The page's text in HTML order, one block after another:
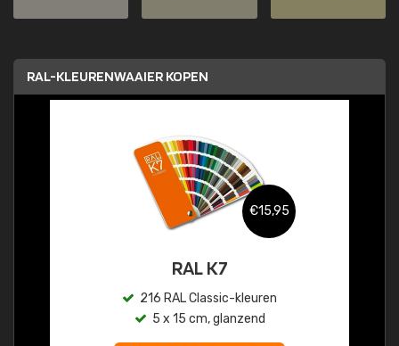
RAL-KLEURENWAAIER KOPEN
€15,95
RAL K7
216 RAL Classic-kleuren
5 x 15 cm, glanzend